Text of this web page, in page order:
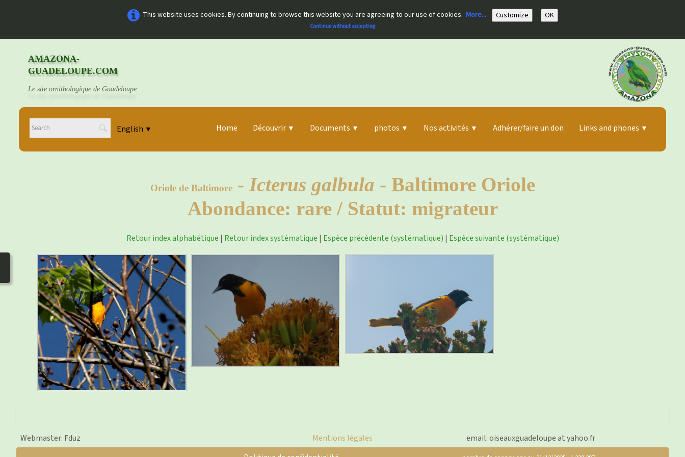
This website uses cookies. By continuing to browse this website you are agreeing to our use of cookies. More... Customize OK
Continue without accepting
AMAZONA-
GUADELOUPE.COM
Le site ornithologique de Guadeloupe
English ▼ Home Découvrir ▼ Documents ▼ photos ▼ Nos activités ▼ Adhérer/faire un don Links and phones ▼
Oriole de Baltimore- Icterus galbula - Baltimore Oriole
Abondance: rare / Statut: migrateur
Retour index alphabétique | Retour index systématique | Espèce précédente (systématique) | Espèce suivante (systématique)
Webmaster: Fduz Mentions légales
email: oiseauxguadeloupe at yahoo.fr